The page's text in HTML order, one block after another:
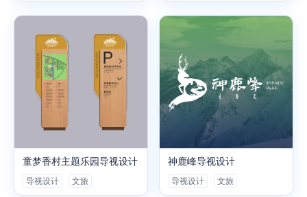
童梦香村主题乐园导视设计
导视设计 文旅
神鹿峰导视设计
导视设计 文旅